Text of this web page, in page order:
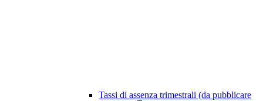
Tassi di assenza trimestrali (da pubblicare